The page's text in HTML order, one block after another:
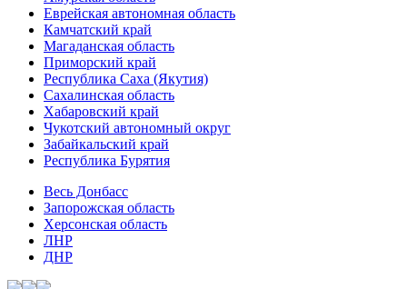
Еврейская автономная область
Камчатский край
Магаданская область
Приморский край
Республика Саха (Якутия)
Сахалинская область
Хабаровский край
Чукотский автономный округ
Забайкальский край
Республика Бурятия
Весь Донбасс
Запорожская область
Херсонская область
ЛНР
ДНР